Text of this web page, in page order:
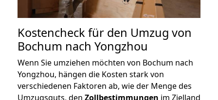
Kostencheck für den Umzug von
Bochum nach Yongzhou
Wenn Sie umziehen möchten von Bochum nach
Yongzhou, hängen die Kosten stark von
verschiedenen Faktoren ab, wie der Menge des
Umzugsguts, den Zollbestimmungen im Zielland